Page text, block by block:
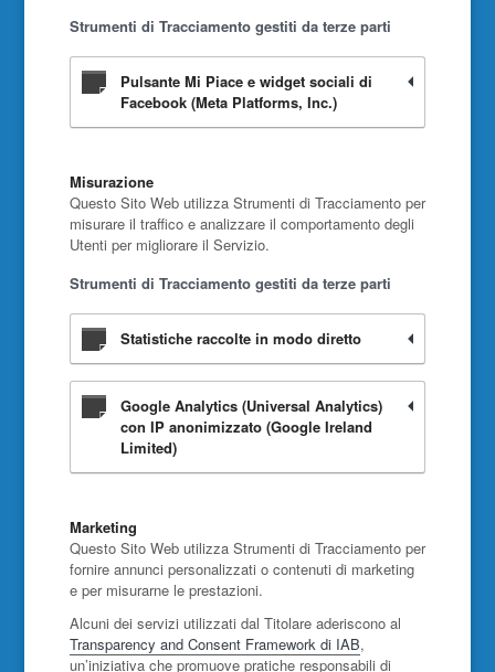
Strumenti di Tracciamento gestiti da terze parti
Pulsante Mi Piace e widget sociali di
Facebook (Meta Platforms, Inc.)
Misurazione
Questo Sito Web utilizza Strumenti di Tracciamento per
misurare il traffico e analizzare il comportamento degli
Utenti per migliorare il Servizio.
Strumenti di Tracciamento gestiti da terze parti
Statistiche raccolte in modo diretto
Google Analytics (Universal Analytics)
con IP anonimizzato (Google Ireland
Limited)
Marketing
Questo Sito Web utilizza Strumenti di Tracciamento per
fornire annunci personalizzati o contenuti di marketing
e per misurarne le prestazioni.
Alcuni dei servizi utilizzati dal Titolare aderiscono al
Transparency and Consent Framework di IAB,
un’iniziativa che promuove pratiche responsabili di